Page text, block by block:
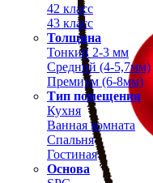
42 класс
43 класс
Толщина
Тонкий 2-3 мм
Средний (4-5,7мм)
Премиум (6-8мм)
Тип помещения
Кухня
Ванная комната
Спальня
Гостиная
Основа